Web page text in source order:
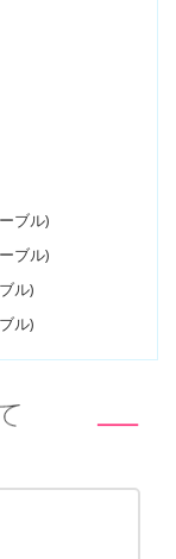
ブル)
ブル)
ル)
ル)